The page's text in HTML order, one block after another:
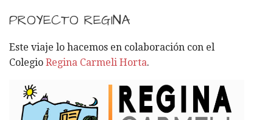
C
R
:
PROYECTO REGINA
Este viaje lo hacemos en colaboración con el
Colegio Regina Carmeli Horta.